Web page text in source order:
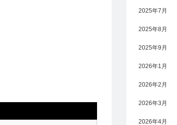
2025年7月
2025年8月
2025年9月
2026年1月
2026年2月
2026年3月
2026年4月